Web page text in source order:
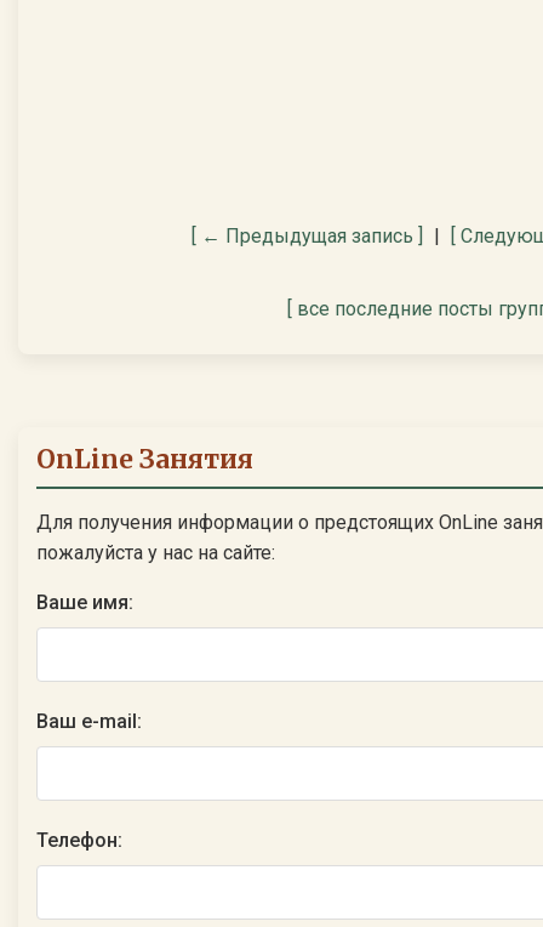
[ ← Предыдущая запись ] | [
[ все последние посты
OnLine Занятия
Для получения информации о предстоящих OnLine
пожалуйста у нас на сайте:
Ваше имя:
Ваш e-mail:
Телефон: